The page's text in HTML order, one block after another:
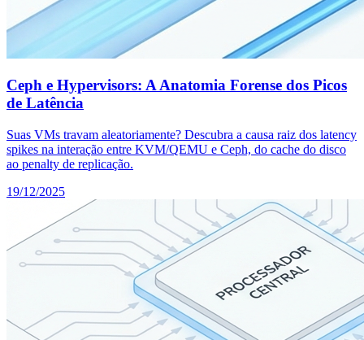
Ceph e Hypervisors: A Anatomia Forense dos Picos
de Latência
Suas VMs travam aleatoriamente? Descubra a causa raiz dos latency
spikes na interação entre KVM/QEMU e Ceph, do cache do disco
ao penalty de replicação.
19/12/2025